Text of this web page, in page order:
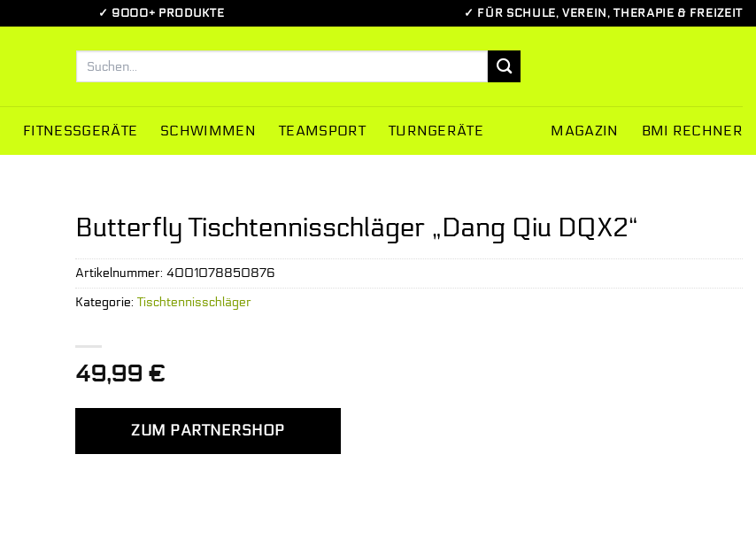
✓ 9000+ PRODUKTE ✓ FÜR SCHULE, VEREIN, THERAPIE & FREIZEIT
Suchen
FITNESSGERÄTE SCHWIMMEN TEAMSPORT TURNGERÄTE MAGAZIN BMI RECHNER
Butterfly Tischtennisschläger „Dang Qiu DQX2“
49,99 €
ZUM PARTNERSHOP
Artikelnummer: 4001078850876
Kategorie: Tischtennisschläger